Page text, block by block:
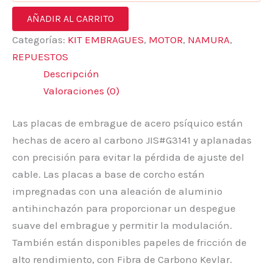
AÑADIR AL CARRITO
Categorías: KIT EMBRAGUES, MOTOR, NAMURA,
REPUESTOS
Descripción
Valoraciones (0)
Las placas de embrague de acero psíquico están
hechas de acero al carbono JIS#G3141 y aplanadas
con precisión para evitar la pérdida de ajuste del
cable. Las placas a base de corcho están
impregnadas con una aleación de aluminio
antihinchazón para proporcionar un despegue
suave del embrague y permitir la modulación.
También están disponibles papeles de fricción de
alto rendimiento, con Fibra de Carbono Kevlar.